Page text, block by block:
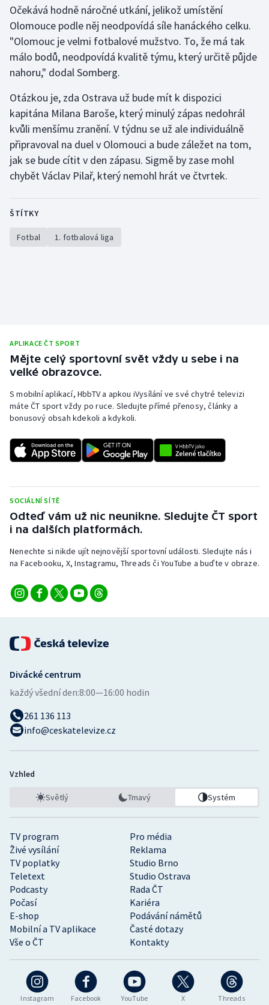
Vodní slalom
Volejbal
Ostatní
Očekává hodně náročné utkání, jelikož umístění
Olomouce podle něj neodpovídá síle hanáckého celku.
"Olomouc je velmi fotbalové mužstvo. To, že má tak
málo bodů, neodpovídá kvalitě týmu, který určitě půjde
nahoru," dodal Somberg.
Otázkou je, zda Ostrava už bude mít k dispozici
kapitána Milana Baroše, který minulý zápas nedohrál
kvůli menšímu zranění. V týdnu se už ale individuálně
připravoval na duel v Olomouci a bude záležet na tom,
jak se bude cítit v den zápasu. Sigmě by zase mohl
chybět Václav Pilař, který nemohl hrát ve čtvrtek.
ŠTÍTKY
Fotbal 1. fotbalová liga
APLIKACE ČT SPORT
Mějte celý sportovní svět vždy u sebe i na
velké obrazovce.
S mobilní aplikací, HbbTV a apkou iVysílání ve své chytré televizi
máte ČT sport vždy po ruce. Sledujte přímé přenosy, články a
bonusový obsah kdekoli a kdykoli.
SOCIÁLNÍ SÍTĚ
Odteď vám už nic neunikne. Sledujte ČT sport
i na dalších platformách.
Nenechte si nikde ujít nejnovější sportovní události. Sledujte nás i
na Facebooku, X, Instagramu, Threads či YouTube a buďte v obraze.
Instagram Facebook YouTube X Threads
TV program
Pro média
Živé vysílání
Reklama
TV poplatky
Studio Brno
Teletext
Studio Ostrava
Podcasty
Rada ČT
Počasí
Kariéra
E-shop
Podávání námětů
Mobilní a TV aplikace
Časté dotazy
Vše o ČT
Kontakty
Divácké centrum
každý všední den:8:00—16:00 hodin
261 136 113
info@ceskatelevize.cz
Vzhled
Světlý Tmavý Systém